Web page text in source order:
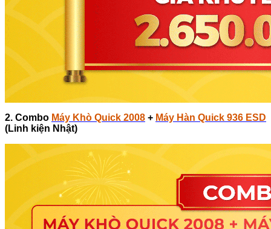
2. Combo Máy Khò Quick 2008 + Máy Hàn Quick 936 ESD
(Linh kiện Nhật)